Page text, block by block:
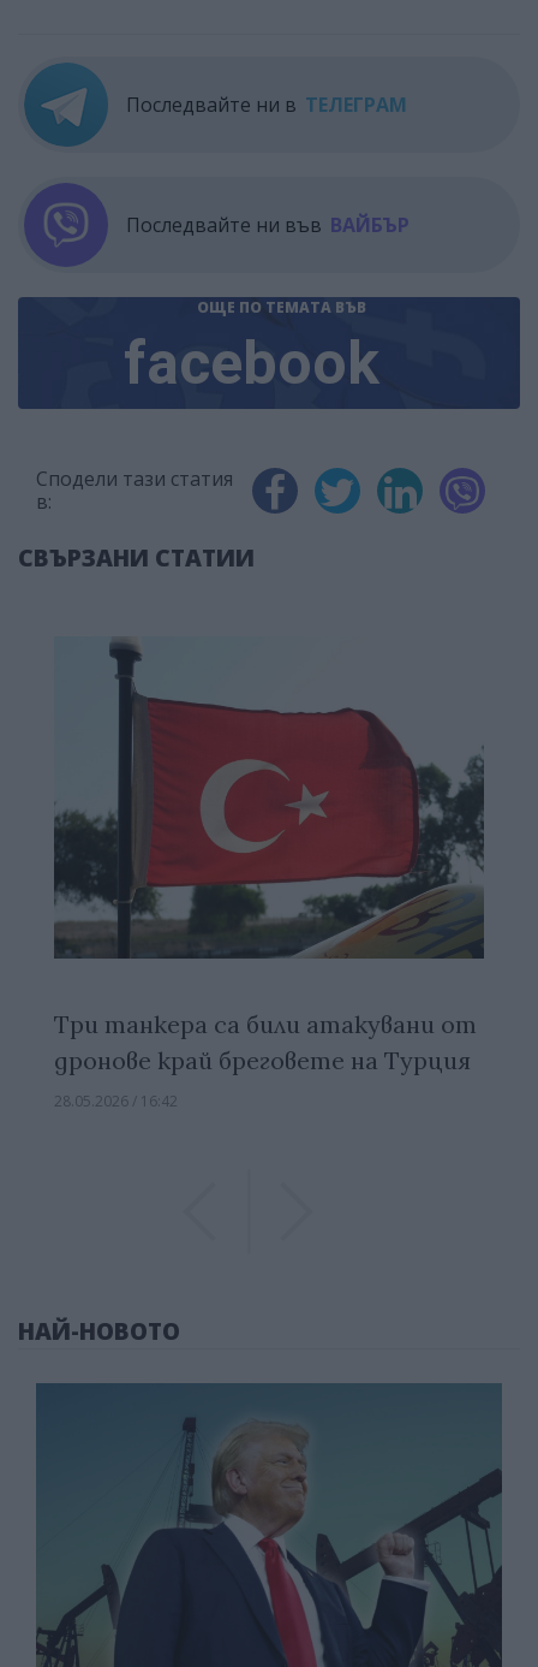
Последвайте ни в ТЕЛЕГРАМ
Последвайте ни във ВАЙБЪР
ОЩЕ ПО ТЕМАТА ВЪВ
facebook
Сподели тази статия
в:
СВЪРЗАНИ СТАТИИ
Три танкера са били атакувани от
дронове край бреговете на Турция
28.05.2026 / 16:42
НАЙ-НОВОТО